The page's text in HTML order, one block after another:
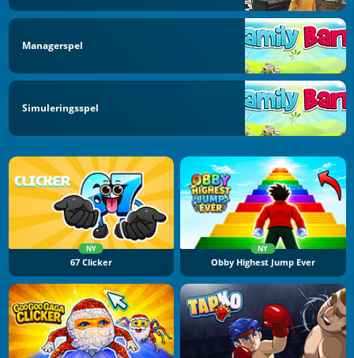
Managerspel
Simuleringsspel
NY
67 Clicker
NY
Obby Highest Jump Ever